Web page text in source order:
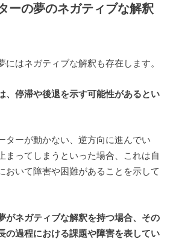
ーの夢のネガティブな解釈
にはネガティブな解釈も存在します。
、停滞や後退を示す可能性があるとい
ターが動かない、逆方向に進んでい
まってしまうといった場合、これは自
おいて障害や困難があることを示して
がネガティブな解釈を持つ場合、その
の過程における課題や障害を表してい